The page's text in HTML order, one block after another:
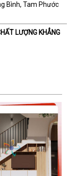
Bình, Tam Phước
LƯỢNG KHẲNG